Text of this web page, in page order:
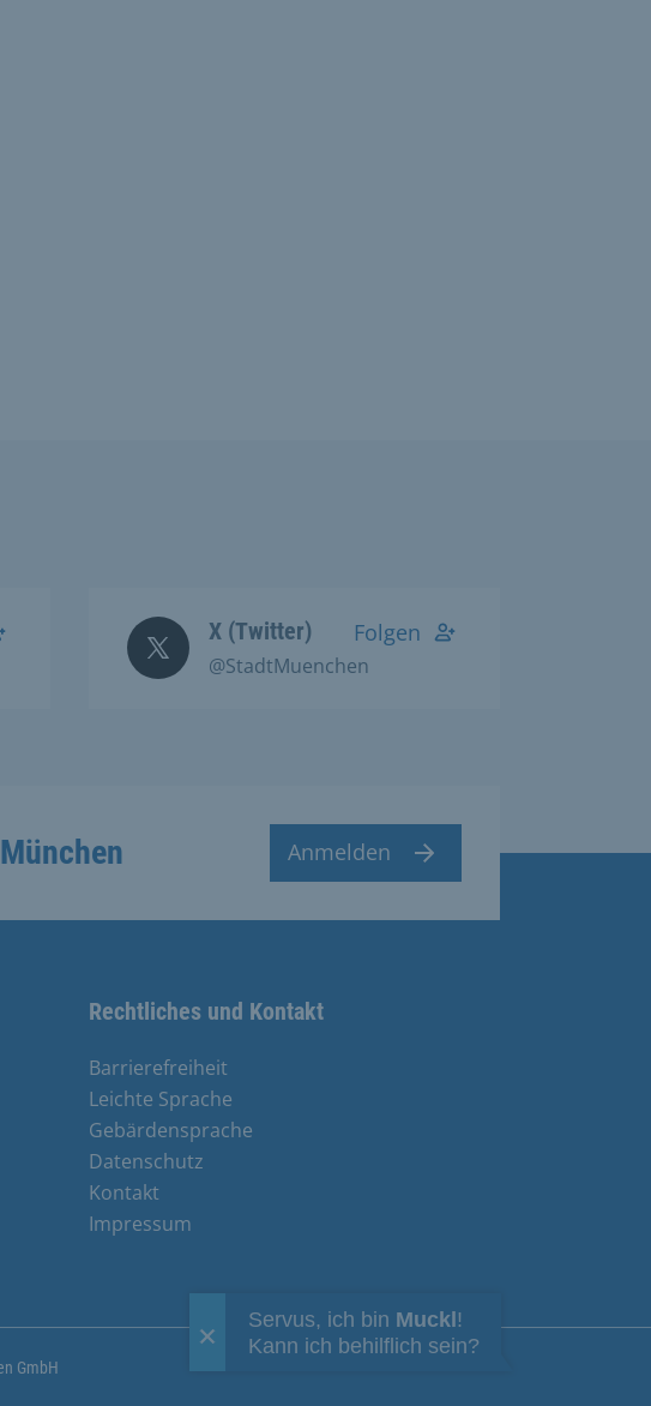
X (Twitter)
@StadtMuenchen
Folgen
Anmelden
Rechtliches und Kontakt
Barrierefreiheit
Leichte Sprache
Gebärdensprache
Datenschutz
Kontakt
Impressum
GmbH
Servus, ich bin Muckl!
Kann ich behilflich sein?